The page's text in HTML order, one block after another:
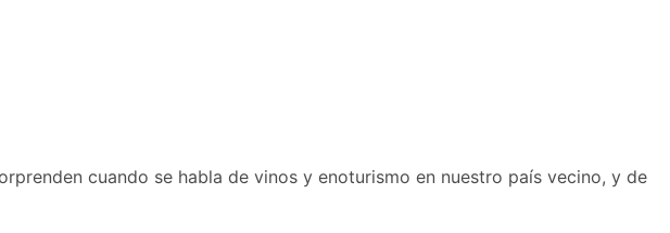
cuando se habla de vinos y enoturismo en nuestro país vecino, y de